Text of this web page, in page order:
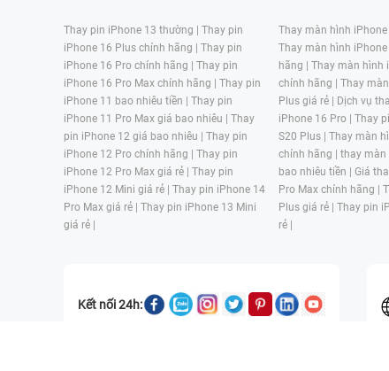
Thay pin iPhone 13 thường | Thay pin
iPhone 16 Plus chính hãng | Thay pin
iPhone 16 Pro chính hãng | Thay pin
iPhone 16 Pro Max chính hãng | Thay pin
iPhone 11 bao nhiêu tiền | Thay pin
iPhone 11 Pro Max giá bao nhiêu | Thay
pin iPhone 12 giá bao nhiêu | Thay pin
iPhone 12 Pro chính hãng | Thay pin
iPhone 12 Pro Max giá rẻ | Thay pin
iPhone 12 Mini giá rẻ | Thay pin iPhone 14
Pro Max giá rẻ | Thay pin iPhone 13 Mini
giá rẻ |
Thay màn hình
Thay màn hình
hãng | Thay màn hình
chính hãng | Thay
Plus giá rẻ | Dịch vụ
iPhone 16 Pro | Thay
S20 Plus | Thay màn
chính hãng | thay màn
bao nhiêu tiền | Giá
Pro Max chính hãng |
Plus giá rẻ | Thay pin
rẻ |
Kết nối 24h: